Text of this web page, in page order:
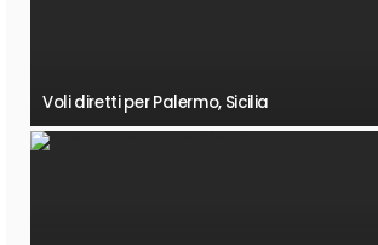
Voli diretti per Palermo, Sicilia